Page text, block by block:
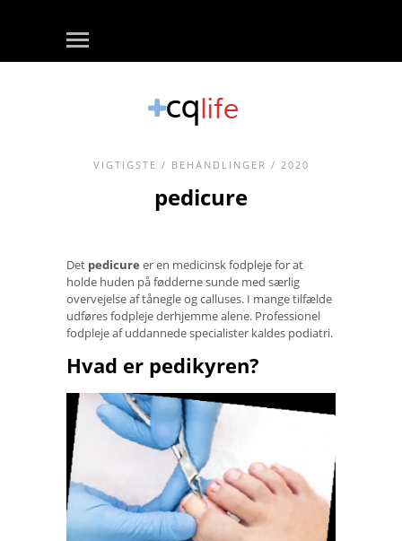
VIGTIGSTE / BEHANDLINGER / 2020
pedicure
Det pedicure er en medicinsk fodpleje for at
holde huden på fødderne sunde med særlig
overvejelse af tånegle og calluses. I mange tilfælde
udføres fodpleje derhjemme alene. Professionel
fodpleje af uddannede specialister kaldes podiatri.
Hvad er pedikyren?